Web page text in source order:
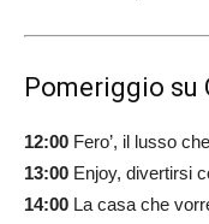
Pomeriggio su
12:00 Fero’, il lusso
13:00 Enjoy, divertirsi
14:00 La casa che